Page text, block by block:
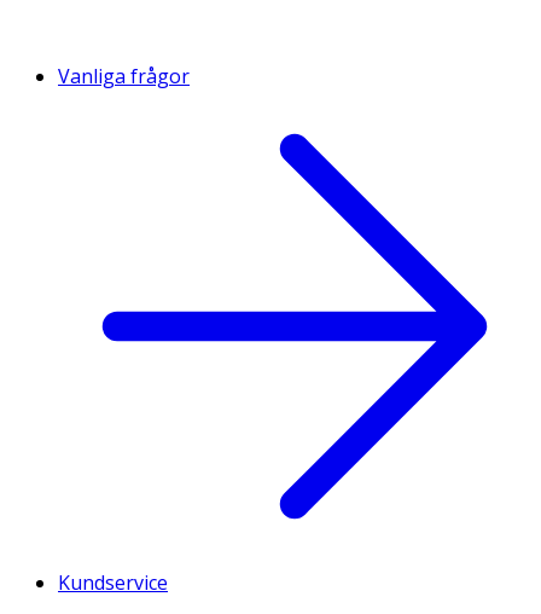
Vanliga frågor
Kundservice